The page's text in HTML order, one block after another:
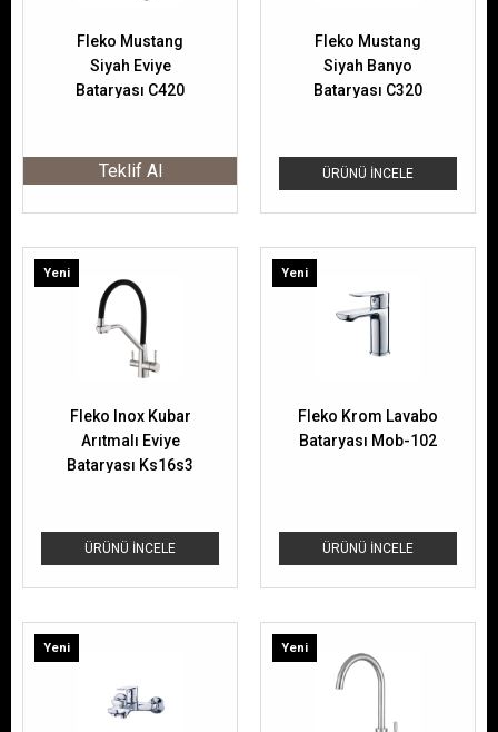
Fleko Mustang
Siyah Eviye
Bataryası C420
Teklif Al ÜRÜNÜ İNCELE
Fleko Mustang
Siyah Banyo
Bataryası C320
ÜRÜNÜ İNCELE
Fleko Inox Kubar
Arıtmalı Eviye
Bataryası Ks16s3
Yeni
ÜRÜNÜ İNCELE
Fleko Krom Lavabo
Bataryası Mob-102
Yeni
Yeni
Yeni